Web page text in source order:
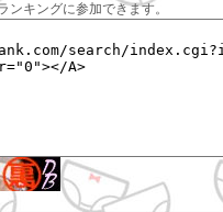
キングに参加できます。